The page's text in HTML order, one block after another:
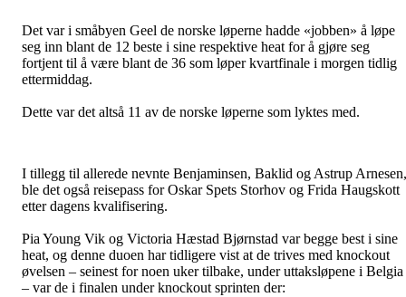
Det var i småbyen Geel de norske løperne hadde «jobben» å løpe
seg inn blant de 12 beste i sine respektive heat for å gjøre seg
fortjent til å være blant de 36 som løper kvartfinale i morgen tidlig
ettermiddag.
Dette var det altså 11 av de norske løperne som lyktes med.
I tillegg til allerede nevnte Benjaminsen, Baklid og Astrup Arnesen,
ble det også reisepass for Oskar Spets Storhov og Frida Haugskott
etter dagens kvalifisering.
Pia Young Vik og Victoria Hæstad Bjørnstad var begge best i sine
heat, og denne duoen har tidligere vist at de trives med knockout
øvelsen – seinest for noen uker tilbake, under uttaksløpene i Belgia
– var de i finalen under knockout sprinten der: